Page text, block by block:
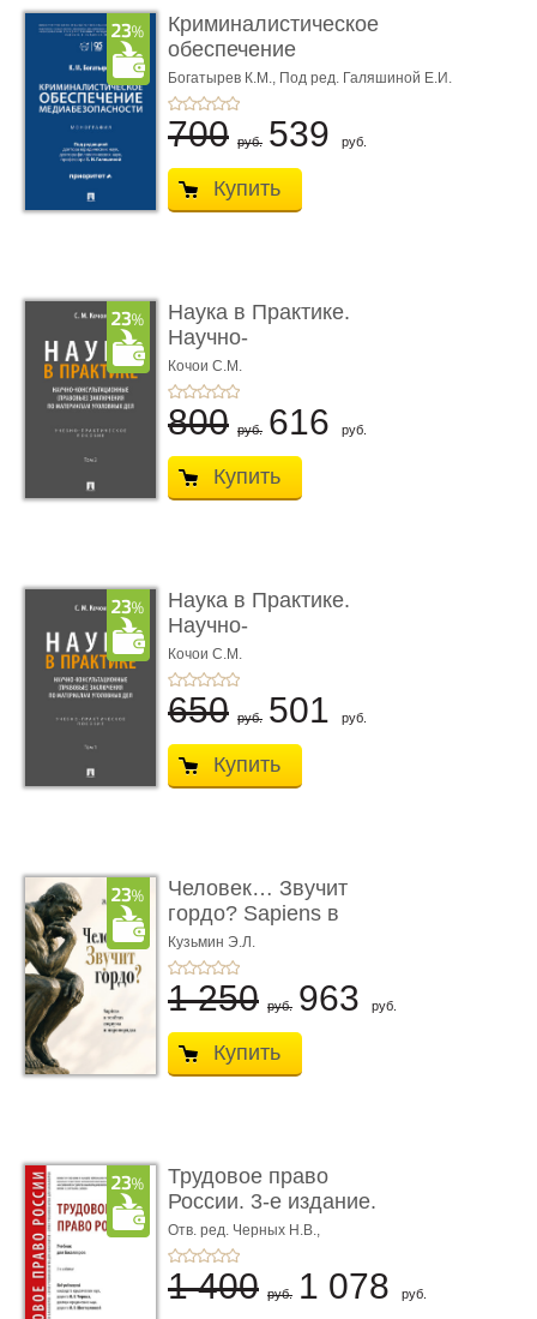
Криминалистическое
обеспечение
медиабезопас� ...
Богатырев К.М., Под ред. Галяшиной Е.И.
700 руб. 539 руб.
Купить
Наука в Практике.
Научно-
консультационные (пра
...
Кочои С.М.
800 руб. 616 руб.
Купить
Наука в Практике.
Научно-
консультационные (пра
...
Кочои С.М.
650 руб. 501 руб.
Купить
Человек… Звучит
гордо? Sapiens в
тенётах социума � ...
Кузьмин Э.Л.
1 250 руб. 963 руб.
Купить
Трудовое право
России. 3-е издание.
Учебник для ...
Отв. ред. Черных Н.В.,
Шестерякова И.В.
1 400 руб. 1 078 руб.